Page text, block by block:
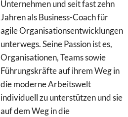
Unternehmen und seit fast zehn
Jahren als Business-Coach für
agile Organisationsentwicklungen
unterwegs. Seine Passion ist es,
Organisationen, Teams sowie
Führungskräfte auf ihrem Weg in
die moderne Arbeitswelt
individuell zu unterstützen und sie
auf dem Weg in die